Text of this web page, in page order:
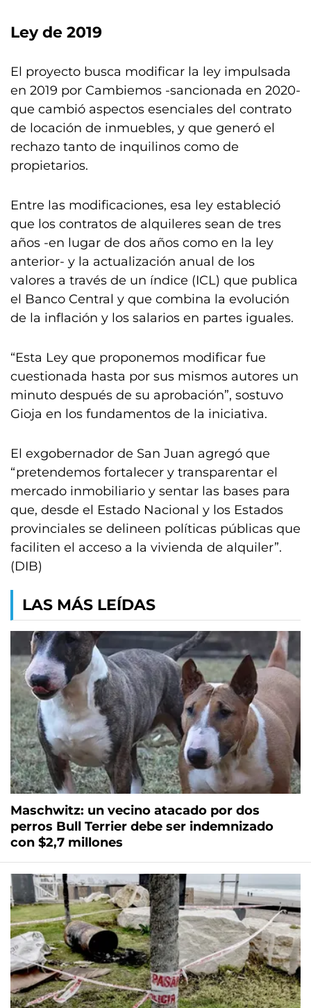
Ley de 2019
El proyecto busca modificar la ley impulsada
en 2019 por Cambiemos -sancionada en 2020-
que cambió aspectos esenciales del contrato
de locación de inmuebles, y que generó el
rechazo tanto de inquilinos como de
propietarios.
Entre las modificaciones, esa ley estableció
que los contratos de alquileres sean de tres
años -en lugar de dos años como en la ley
anterior- y la actualización anual de los
valores a través de un índice (ICL) que publica
el Banco Central y que combina la evolución
de la inflación y los salarios en partes iguales.
“Esta Ley que proponemos modificar fue
cuestionada hasta por sus mismos autores un
minuto después de su aprobación”, sostuvo
Gioja en los fundamentos de la iniciativa.
El exgobernador de San Juan agregó que
“pretendemos fortalecer y transparentar el
mercado inmobiliario y sentar las bases para
que, desde el Estado Nacional y los Estados
provinciales se delineen políticas públicas que
faciliten el acceso a la vivienda de alquiler”.
(DIB)
LAS MÁS LEÍDAS
Maschwitz: un vecino atacado por dos
perros Bull Terrier debe ser indemnizado
con $2,7 millones